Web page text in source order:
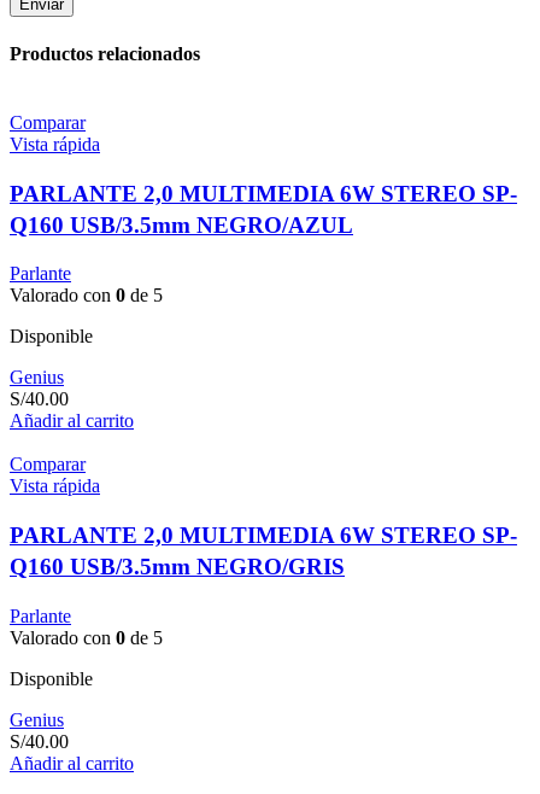
Productos relacionados
Comparar
Vista rápida
PARLANTE 2,0 MULTIMEDIA 6W STEREO SP-
Q160 USB/3.5mm NEGRO/AZUL
Parlante
Valorado con 0 de 5
Disponible
Genius
S/40.00
Añadir al carrito
Comparar
Vista rápida
PARLANTE 2,0 MULTIMEDIA 6W STEREO SP-
Q160 USB/3.5mm NEGRO/GRIS
Parlante
Valorado con 0 de 5
Disponible
Genius
S/40.00
Añadir al carrito